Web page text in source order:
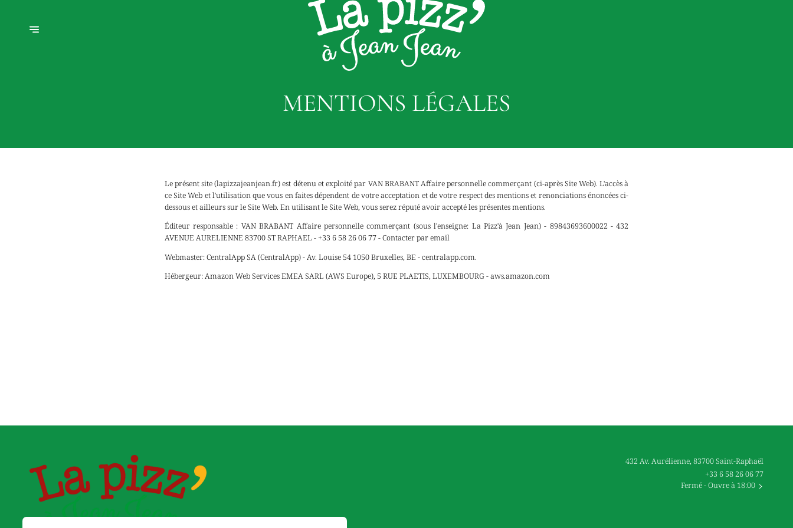
MENTIONS LÉGALES
Le présent site (lapizzajeanjean.fr) est détenu et exploité par VAN BRABANT Affaire personnelle commerçant (ci-après Site Web). L'accès à
ce Site Web et l'utilisation que vous en faites dépendent de votre acceptation et de votre respect des mentions et renonciations énoncées ci-
dessous et ailleurs sur le Site Web. En utilisant le Site Web, vous serez réputé avoir accepté les présentes mentions.
Éditeur responsable : VAN BRABANT Affaire personnelle commerçant (sous l'enseigne: La Pizz'à Jean Jean) - 89843693600022 - 432
AVENUE AURELIENNE 83700 ST RAPHAEL - +33 6 58 26 06 77 -Contacter par email
Webmaster:CentralApp SA (CentralApp) - Av. Louise 54 1050 Bruxelles, BE - centralapp.com.
Hébergeur:Amazon Web Services EMEA SARL (AWS Europe), 5 RUE PLAETIS, LUXEMBOURG - aws.amazon.com
432 Av. Aurélienne, 83700 Saint-Raphaël
+33 6 58 26 06 77
Fermé- Ouvre à 18:00